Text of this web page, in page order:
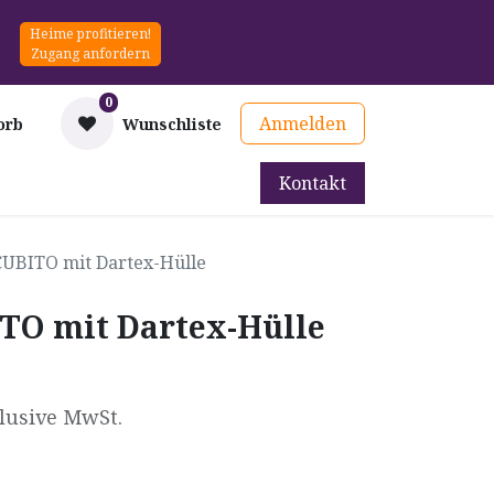
Heime profitieren!
Zugang anfordern
0
Wunschliste Anmelden
Mieten
Kontakt
mit Dartex-Hülle
mit Dartex-Hülle
MwSt.